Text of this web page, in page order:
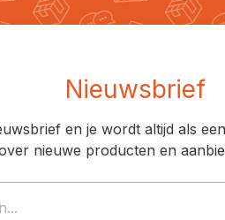
Nieuwsbrief
en je wordt altijd als
nieuwe producten en